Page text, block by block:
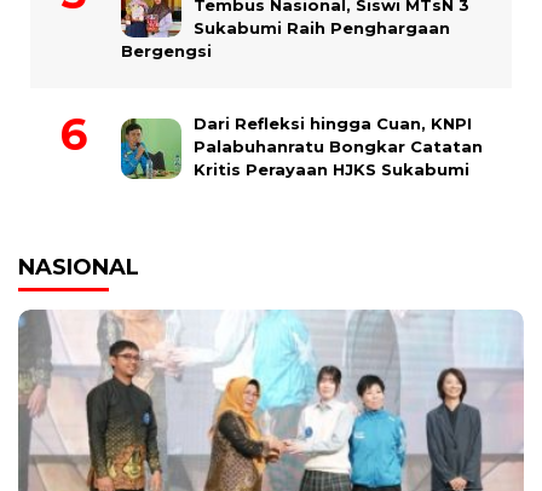
Tembus Nasional, Siswi MTsN 3
Sukabumi Raih Penghargaan
Bergengsi
Dari Refleksi hingga Cuan, KNPI
Palabuhanratu Bongkar Catatan
Kritis Perayaan HJKS Sukabumi
NASIONAL